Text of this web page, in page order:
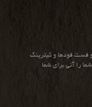
و فست فودها و كیترینگ
را آنی برای شما